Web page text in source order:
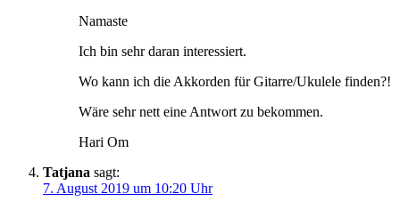
Namaste
Ich bin sehr daran interessiert.
Wo kann ich die Akkorden für Gitarre/Ukulele finden?!
Wäre sehr nett eine Antwort zu bekommen.
Hari Om
Tatjana sagt:
7. August 2019 um 10:20 Uhr